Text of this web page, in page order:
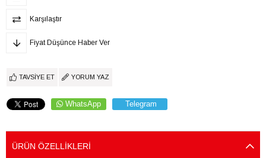
Karşılaştır
Fiyat Düşünce Haber Ver
TAVSIYE ET YORUM YAZ
WhatsApp Telegram
ÜRÜN ÖZELLIKLERI